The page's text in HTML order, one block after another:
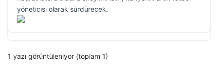
yöneticisi olarak sürdürecek.
1 yazı görüntüleniyor (toplam 1)